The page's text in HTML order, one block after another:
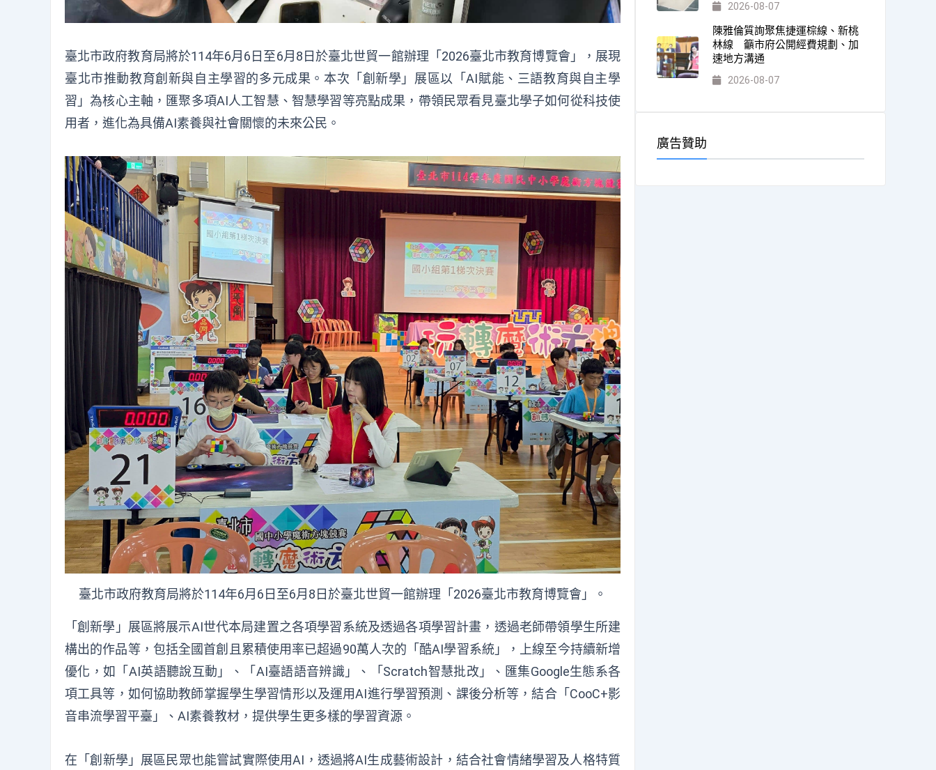
臺北市政府教育局將於114年6月6日至6月8日於臺北世貿一館辦理「2026臺北市教育博覽會」，展現
臺北市推動教育創新與自主學習的多元成果。本次「創新學」展區以「AI賦能、三語教育與自主學
習」為核心主軸，匯聚多項AI人工智慧、智慧學習等亮點成果，帶領民眾看見臺北學子如何從科技使
用者，進化為具備AI素養與社會關懷的未來公民。
臺北市政府教育局將於114年6月6日至6月8日於臺北世貿一館辦理「2026臺北市教育博覽會」。
「創新學」展區將展示AI世代本局建置之各項學習系統及透過各項學習計畫，透過老師帶領學生所建
構出的作品等，包括全國首創且累積使用率已超過90萬人次的「酷AI學習系統」，上線至今持續新增
優化，如「AI英語聽說互動」、「AI臺語語音辨識」、「Scratch智慧批改」、匯集Google生態系各
項工具等，如何協助教師掌握學生學習情形以及運用AI進行學習預測、課後分析等，結合「CooC+影
音串流學習平臺」、AI素養教材，提供學生更多樣的學習資源。
在「創新學」展區民眾也能嘗試實際使用AI，透過將AI生成藝術設計，結合社會情緒學習及人格特質
2026-08-07
陳雅倫質詢聚焦捷運棕線、新桃
林線 籲市府公開經費規劃、加
速地方溝通
2026-08-07
廣告贊助